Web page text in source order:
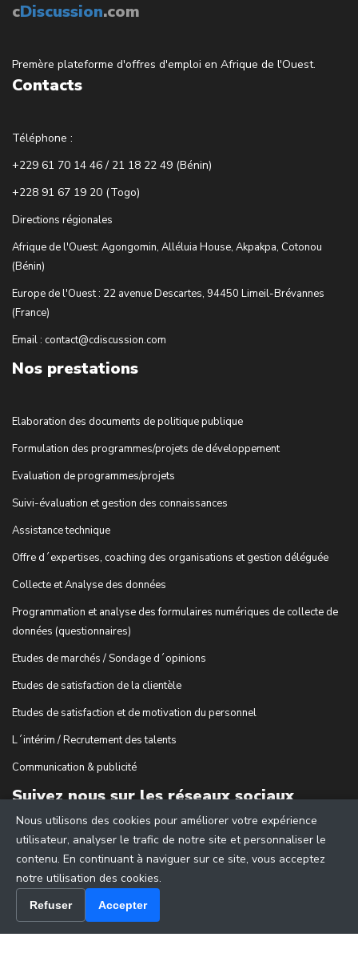
cDiscussion.com
Premère plateforme d'offres d'emploi en Afrique de l'Ouest.
Contacts
Téléphone :
+229 61 70 14 46 / 21 18 22 49 (Bénin)
+228 91 67 19 20 (Togo)
Directions régionales
Afrique de l'Ouest: Agongomin, Alléluia House, Akpakpa, Cotonou
(Bénin)
Europe de l'Ouest : 22 avenue Descartes, 94450 Limeil-Brévannes
(France)
Email : contact@cdiscussion.com
Nos prestations
Elaboration des documents de politique publique
Formulation des programmes/projets de développement
Evaluation de programmes/projets
Suivi-évaluation et gestion des connaissances
Assistance technique
Offre d´expertises, coaching des organisations et gestion déléguée
Collecte et Analyse des données
Programmation et analyse des formulaires numériques de collecte de
données (questionnaires)
Etudes de marchés / Sondage d´opinions
Etudes de satisfaction de la clientèle
Etudes de satisfaction et de motivation du personnel
L´intérim / Recrutement des talents
Communication & publicité
Suivez nous sur les réseaux sociaux
Nous utilisons des cookies pour améliorer votre expérience
utilisateur, analyser le trafic de notre site et personnaliser le
contenu. En continuant à naviguer sur ce site, vous acceptez
notre utilisation des cookies.
Refuser Accepter